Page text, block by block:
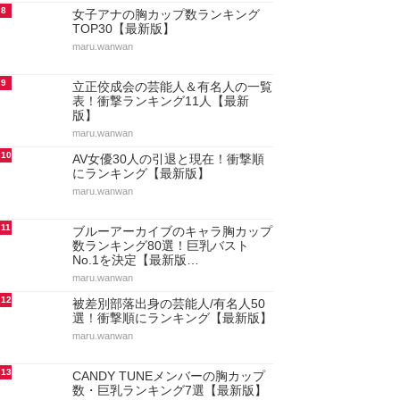
8
女子アナの胸カップ数ランキング
TOP30【最新版】
maru.wanwan
9
立正佼成会の芸能人＆有名人の一覧
表！衝撃ランキング11人【最新
版】
maru.wanwan
10
AV女優30人の引退と現在！衝撃順
にランキング【最新版】
maru.wanwan
11
ブルーアーカイブのキャラ胸カップ
数ランキング80選！巨乳バスト
No.1を決定【最新版…
maru.wanwan
12
被差別部落出身の芸能人/有名人50
選！衝撃順にランキング【最新版】
maru.wanwan
13
CANDY TUNEメンバーの胸カップ
数・巨乳ランキング7選【最新版】